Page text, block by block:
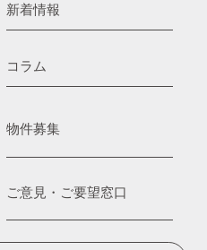
新着情報
コラム
物件募集
ご意見・ご要望窓口